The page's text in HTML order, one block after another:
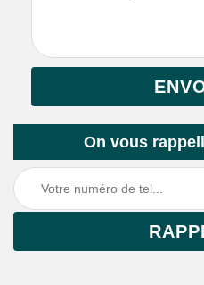
On vous